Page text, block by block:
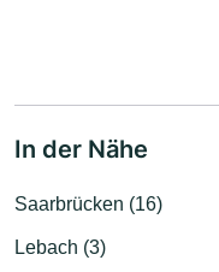
In der Nähe
Saarbrücken (16)
Lebach (3)